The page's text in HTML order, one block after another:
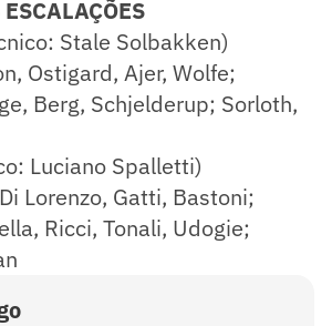
Stale Solbakken)
Ostigard, Ajer, Wolfe;
Berg, Schjelderup; Sorloth,
Luciano Spalletti)
Lorenzo, Gatti, Bastoni;
Ricci, Tonali, Udogie;